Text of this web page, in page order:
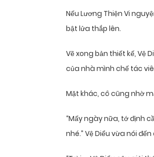
Nếu Lương Thiện Vi
bật lửa thắp lên.
Vẽ xong bản thiết kế, Vệ
của nhà mình chế tác
Mặt khác, cô cũng nhờ
“Mấy ngày nữa, tớ định
nhé.” Vệ Diểu vừa nói